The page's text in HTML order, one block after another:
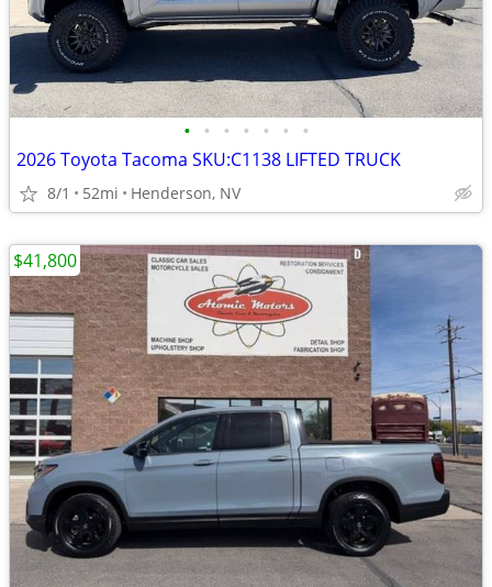
• • • • • • •
2026 Toyota Tacoma SKU:C1138 LIFTED TRUCK
8/1 52mi Henderson, NV
$41,800